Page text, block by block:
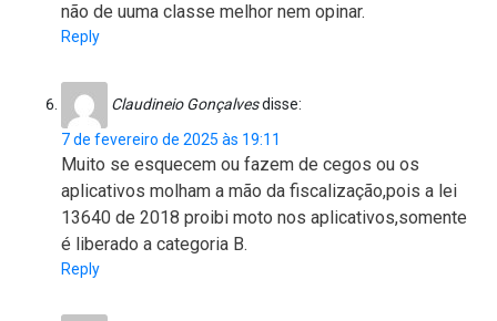
não de uuma classe melhor nem opinar.
Reply
Claudineio Gonçalvesdisse:
7 de fevereiro de 2025 às 19:11
Muito se esquecem ou fazem de cegos ou os
aplicativos molham a mão da fiscalização,pois a lei
13640 de 2018 proibi moto nos aplicativos,somente
é liberado a categoria B.
Reply